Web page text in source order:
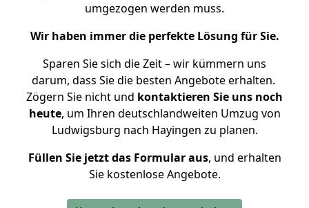
umgezogen werden muss.
Wir haben immer die perfekte Lösung für Sie.
Sparen Sie sich die Zeit – wir kümmern uns
darum, dass Sie die besten Angebote erhalten.
Zögern Sie nicht und kontaktieren Sie uns noch
heute, um Ihren deutschlandweiten Umzug von
Ludwigsburg nach Hayingen zu planen.
Füllen Sie jetzt das Formular aus, und erhalten
Sie kostenlose Angebote.